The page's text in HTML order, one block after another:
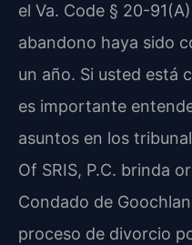
el Va. Code § 20-
abandono haya sido
un año. Si usted está
es importante
asuntos en los
Of SRIS, P.C. brinda
Condado de
proceso de divorcio